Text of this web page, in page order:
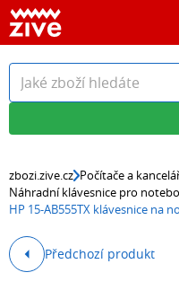
zbozi.zive.cz Počítače a
Náhradní klávesnice pro
HP 15-AB555TX klávesnice na
Předchozí produkt